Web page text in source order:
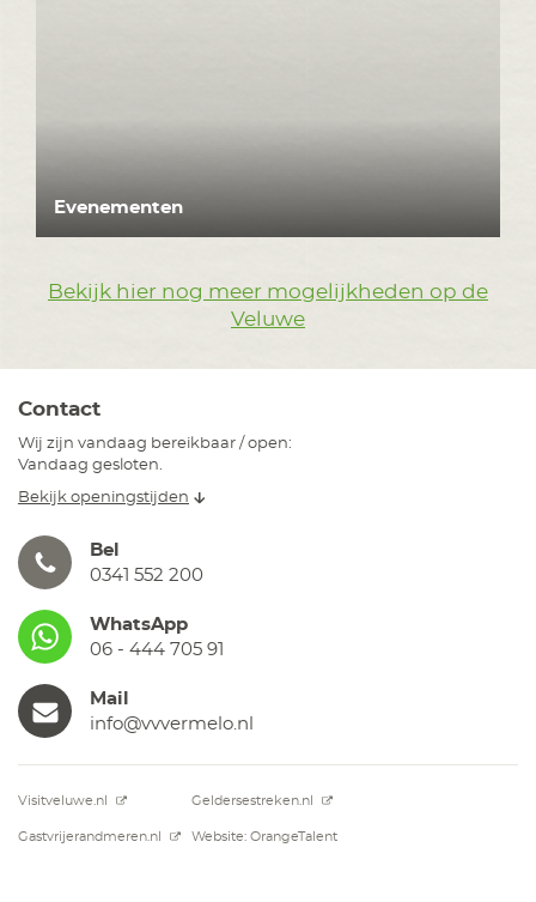
Evenementen
Bekijk hier nog meer mogelijkheden op de
Veluwe
Bel
0341 552 200
WhatsApp
06 - 444 705 91
Mail
info@vvvermelo.nl
Contact
Wij zijn vandaag bereikbaar / open:
Vandaag gesloten.
Bekijk openingstijden
Visitveluwe.nl Geldersestreken.nl
Gastvrijerandmeren.nl Website: OrangeTalent